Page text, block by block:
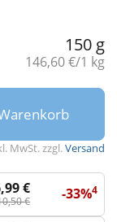
150 g
Grundpreis:
146,60 €/1 kg
MwSt. zzgl.Versand
€
€ -33%4